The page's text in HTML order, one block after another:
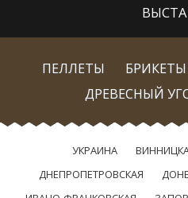
ПЕЛЛЕТЫ БРИКЕТЫ
ДРЕВЕСНЫЙ
УКРАИНА
ДНЕПРОПЕТРОВСКАЯ